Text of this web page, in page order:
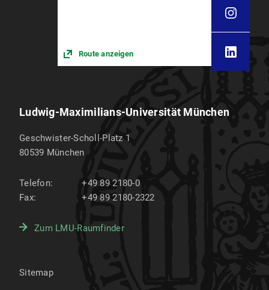
Route anzeigen
Ludwig-Maximilians-Universität München
Geschwister-Scholl-Platz 1
80539 München
Telefon:
+49 89 2180-0
Fax:
+49 89 2180-2322
Zum LMU-Raumfinder
Sitemap